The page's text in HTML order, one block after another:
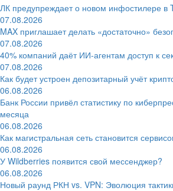
ЛК предупреждает о новом инфостилере в
07.08.2026
MAX приглашает делать «достаточно»
07.08.2026
40% компаний даёт ИИ‑агентам доступ к
07.08.2026
Как будет устроен депозитарный учёт
06.08.2026
Банк России привёл статистику по
месяца
06.08.2026
Как магистральная сеть становится
06.08.2026
У Wildberries появится свой мессенджер?
06.08.2026
Новый раунд РКН vs. VPN: Эволюция